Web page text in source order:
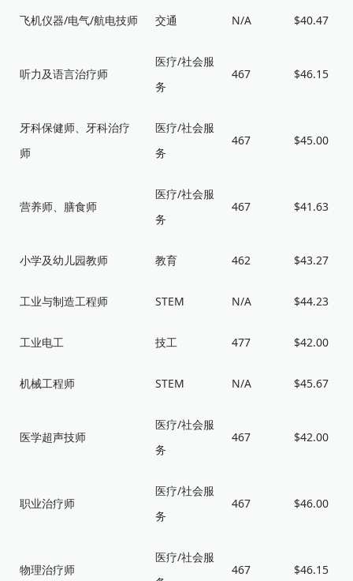
飞机仪器/电气/航电技师 交通 N/A $40.47
听力及语言治疗师
医疗/社会服
务
467 $46.15
牙科保健师、牙科治疗
师
医疗/社会服
务
467 $45.00
营养师、膳食师
医疗/社会服
务
467 $41.63
小学及幼儿园教师 教育 462 $43.27
工业与制造工程师 STEM N/A $44.23
工业电工 技工 477 $42.00
机械工程师 STEM N/A $45.67
医学超声技师
医疗/社会服
务
467 $42.00
职业治疗师
医疗/社会服
务
467 $46.00
物理治疗师
医疗/社会服
467 $46.15